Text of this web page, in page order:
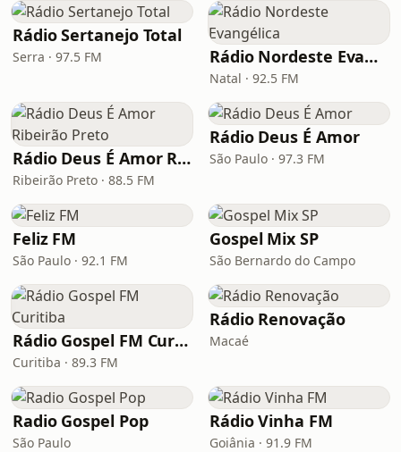
Rádio Sertanejo Total
Serra · 97.5 FM Rádio Nordeste Evangélica
Natal · 92.5 FM
Rádio Deus É Amor Ribeirão Preto
Ribeirão Preto · 88.5 FM
Rádio Deus É Amor
São Paulo · 97.3 FM
Feliz FM
São Paulo · 92.1 FM
Gospel Mix SP
São Bernardo do Campo
Rádio Gospel FM Curitiba
Curitiba · 89.3 FM
Rádio Renovação
Macaé
Radio Gospel Pop
São Paulo
Rádio Vinha FM
Goiânia · 91.9 FM